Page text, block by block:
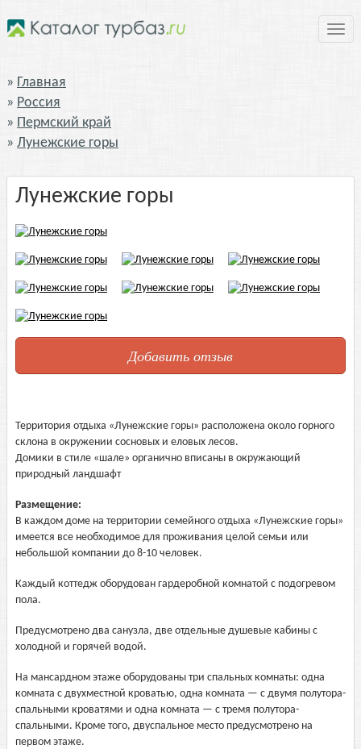
Главная
Россия
Пермский край
Лунежские горы
Лунежские горы
Добавить отзыв
Территория отдыха «Лунежские горы» расположена около горного
склона в окружении сосновых и еловых лесов.
Домики в стиле «шале» органично вписаны в окружающий
природный ландшафт
Размещение:
В каждом доме на территории семейного отдыха «Лунежские горы»
имеется все необходимое для проживания целой семьи или
небольшой компании до 8-10 человек.
Каждый коттедж оборудован гардеробной комнатой с подогревом
пола.
Предусмотрено два санузла, две отдельные душевые кабины с
холодной и горячей водой.
На мансардном этаже оборудованы три спальных комнаты: одна
комната с двухместной кроватью, одна комната — с двумя полутора-
спальными кроватями и одна комната — с тремя полутора-
спальными. Кроме того, двуспальное место предусмотрено на
первом этаже.